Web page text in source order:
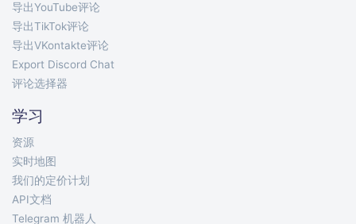
导出YouTube评论
导出TikTok评论
导出VKontakte评论
Export Discord Chat
评论选择器
学习
资源
实时地图
我们的定价计划
API文档
Telegram 机器人